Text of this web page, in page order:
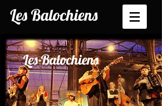
Les Balochiens
Les Balochiens